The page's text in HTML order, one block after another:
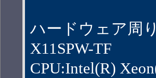
ハードウェア周り
X11SPW-TF
CPU:Intel(R)